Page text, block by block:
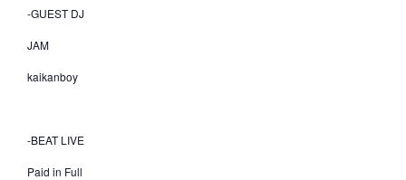
-GUEST DJ
JAM
kaikanboy
-BEAT LIVE
Paid in Full